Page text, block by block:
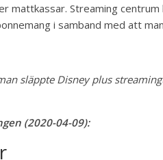
mattkassar. Streaming
i samband med att
släppte Disney plus
(2020-04-09):